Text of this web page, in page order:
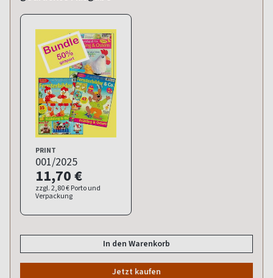
PRINT
001/2025
11,70 €
zzgl. 2,80 € Porto und
Verpackung
In den Warenkorb
Jetzt kaufen